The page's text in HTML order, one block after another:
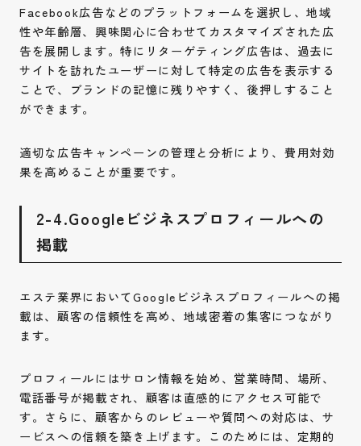
Facebook広告などのプラットフォームを選択し、地域
性や年齢層、興味関心に合わせてカスタマイズされた広
告を展開します。特にリターゲティング広告は、過去に
サイトを訪れたユーザーに対して特定の広告を表示する
ことで、ブランドの記憶に残りやすく、後押しすること
ができます。
適切な広告キャンペーンの管理と分析により、費用対効
果を高めることが重要です。
2-4.Googleビジネスプロフィールへの
掲載
エステ業界においてGoogleビジネスプロフィールへの掲
載は、顧客の信頼性を高め、地域密着の集客につながり
ます。
プロフィールにはサロン情報を始め、営業時間、場所、
電話番号が掲載され、顧客は直感的にアクセス可能で
す。さらに、顧客からのレビューや質問への対応は、サ
ービスへの信頼を築き上げます。このためには、定期的